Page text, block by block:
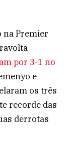
na Premier
por 3-1 no
e
os três
recorde das
derrotas